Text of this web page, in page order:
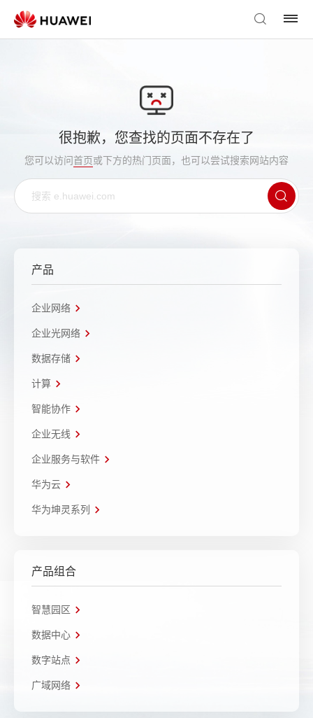
很抱歉，您查找的页面不存在了
您可以访问首页或下方的热门页面，也可以尝试搜索网站内容
产品
企业网络
企业光网络
数据存储
计算
智能协作
企业无线
企业服务与软件
华为云
华为坤灵系列
产品组合
智慧园区
数据中心
数字站点
广域网络